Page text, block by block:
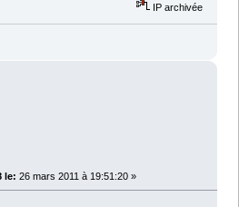
IP archivée
le: 26 mars 2011 à 19:51:20 »